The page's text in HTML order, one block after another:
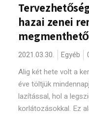
hazai zenei
2021.03.30. Egyéb
Alig két hete volt a
éve töltjük
lazítással, hol a
korlátozásokkal. Ez